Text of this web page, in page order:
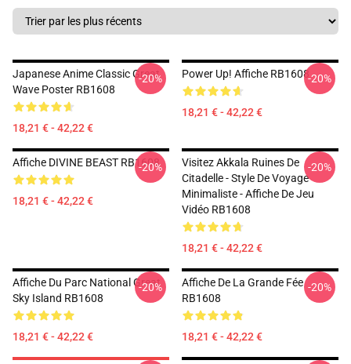
Japanese Anime Classic Great
Wave Poster RB1608
18,21 € - 42,22 €
-20% Power Up! Affiche RB1608
18,21 € - 42,22 €
-20%
Affiche DIVINE BEAST RB1608
18,21 € - 42,22 €
-20%
Visitez Akkala Ruines De
Citadelle - Style De Voyage
Minimaliste - Affiche De Jeu
Vidéo RB1608
18,21 € - 42,22 €
-20%
Affiche Du Parc National Great
Sky Island RB1608
18,21 € - 42,22 €
-20%
Affiche De La Grande Fée
RB1608
18,21 € - 42,22 €
-20%